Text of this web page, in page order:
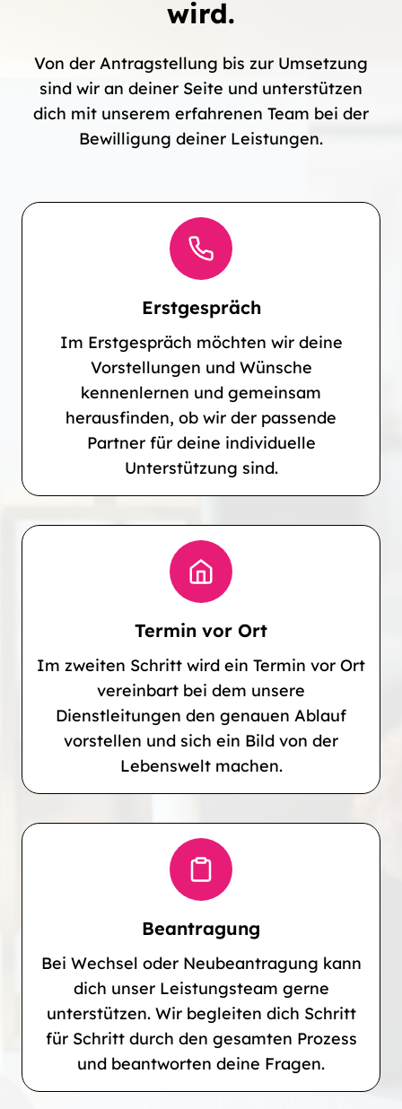
wird.
Von der Antragstellung bis zur Umsetzung
sind wir an deiner Seite und unterstützen
dich mit unserem erfahrenen Team bei der
Bewilligung deiner Leistungen.
Erstgespräch
Im Erstgespräch möchten wir deine
Vorstellungen und Wünsche
kennenlernen und gemeinsam
herausfinden, ob wir der passende
Partner für deine individuelle
Unterstützung sind.
Termin vor Ort
Im zweiten Schritt wird ein Termin vor Ort
vereinbart bei dem unsere
Dienstleitungen den genauen Ablauf
vorstellen und sich ein Bild von der
Lebenswelt machen.
Beantragung
Bei Wechsel oder Neubeantragung kann
dich unser Leistungsteam gerne
unterstützen. Wir begleiten dich Schritt
für Schritt durch den gesamten Prozess
und beantworten deine Fragen.